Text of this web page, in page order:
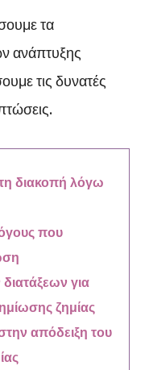
τα
ανάπτυξης
τις δυνατές
διακοπή λόγω
που
για
ζημίας
απόδειξη του